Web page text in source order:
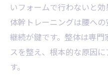
いフォームで行わないと効
体幹トレーニングは腰への
継続が鍵です。整体は専
スを整え、根本的な原因
す。